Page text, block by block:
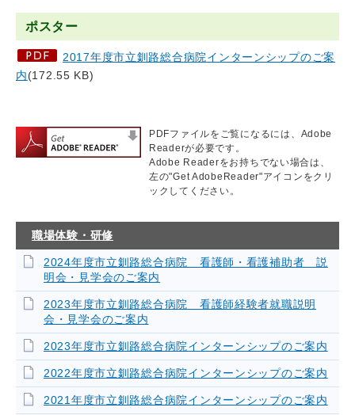
ポスター
2017年度市立釧路総合病院インターンシップのご案
内(172.55 KB)
PDFファイルをご覧になるには、Adobe
Readerが必要です。
Adobe Readerをお持ちでない場合は、
左の"Get AdobeReader"アイコンをクリ
ックしてください。
職場体験・研修
2024年度市立釧路総合病院 看護師・看護補助者 説
明会・見学会のご案内
2023年度市立釧路総合病院 看護師経験者就職説明
会・見学会のご案内
2023年度市立釧路総合病院インターンシップのご案内
2022年度市立釧路総合病院インターンシップのご案内
2021年度市立釧路総合病院インターンシップのご案内